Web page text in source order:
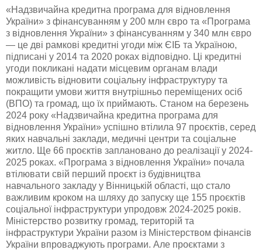
«Надзвичайна кредитна програма для відновлення
України» з фінансуванням у 200 млн євро та «Програма
з відновлення України» з фінансуванням у 340 млн євро
— це дві рамкові кредитні угоди між ЄІБ та Україною,
підписані у 2014 та 2020 роках відповідно. Ці кредитні
угоди покликані надати місцевим органам влади
можливість відновити соціальну інфраструктуру та
покращити умови життя внутрішньо переміщених осіб
(ВПО) та громад, що їх приймають. Станом на березень
2024 року «Надзвичайна кредитна програма для
відновлення України» успішно втілила 97 проєктів, серед
яких навчальні заклади, медичні центри та соціальне
житло. Ще 66 проєктів заплановано до реалізації у 2024-
2025 роках. «Програма з відновлення України» почала
втілювати свій перший проєкт із будівництва
навчального закладу у Вінницькій області, що стало
важливим кроком на шляху до запуску ще 155 проєктів
соціальної інфраструктури упродовж 2024-2025 років.
Міністерство розвитку громад, територій та
інфраструктури України разом із Міністерством фінансів
України впроваджують програми. Але проєктами з